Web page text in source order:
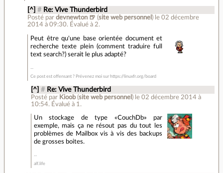
[^] # Re: Vive Thunderbird
Posté pardevnewton 🍺 (site web personnel ) le 02 décembre
2014 à 09:30. Évalué à 2.
Peut être qu'une base orientée document et
recherche texte plein (comment traduire full
text search?) serait le plus adapté?
Ce post est offensant ? Prévenez moi sur https://linuxfr.org/board
[^] # Re: Vive Thunderbird
Posté par Kioob(site web personnel ) le 02 décembre 2014 à
10:54. Évalué à 1 .
Un stockage de type «CouchDb» par
exemple, mais ça ne résout pas du tout les
problèmes de Mailbox vis à vis des backups
de grosses boites.
alf.life